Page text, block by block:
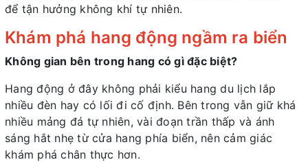
để tận hưởng không khí tự nhiên.
Khám phá hang động ngầm ra biển
Không gian bên trong hang có gì đặc biệt?
Hang động ở đây không phải kiểu hang du lịch lắp
nhiều đèn hay có lối đi cố định. Bên trong vẫn giữ khá
nhiều mảng đá tự nhiên, vài đoạn trần thấp và ánh
sáng hắt nhẹ từ cửa hang phía biển, nên cảm giác
khám phá chân thực hơn.